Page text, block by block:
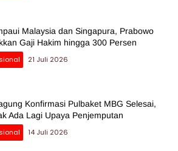
Malaysia dan Singapura, Prabowo
Gaji Hakim hingga 300 Persen
21 Juli 2026
Konfirmasi Pulbaket MBG Selesai,
Ada Lagi Upaya Penjemputan
14 Juli 2026